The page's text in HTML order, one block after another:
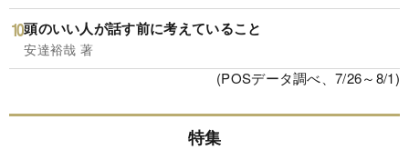
頭のいい人が話す前に考えていること
安達裕哉 著
(POSデータ調べ、7/26～8/1)
特集